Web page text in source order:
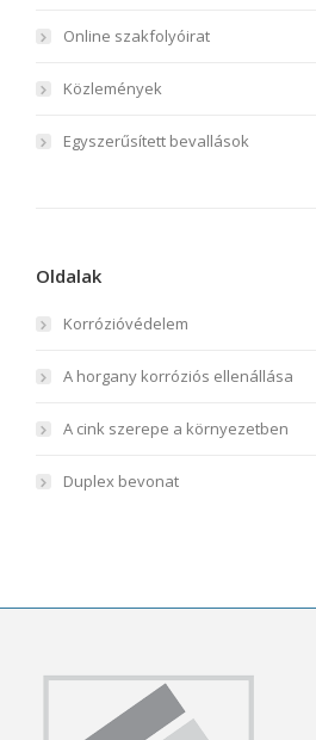
Online szakfolyóirat
Közlemények
Egyszerűsített bevallások
Oldalak
Korrózióvédelem
A horgany korróziós ellenállása
A cink szerepe a környezetben
Duplex bevonat